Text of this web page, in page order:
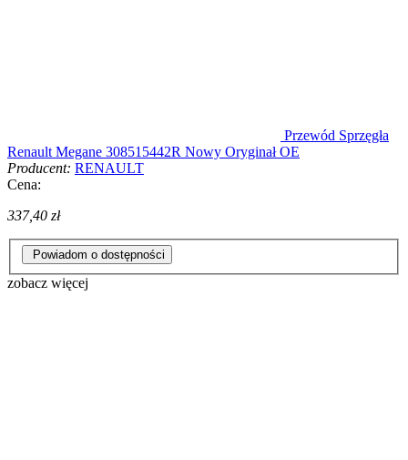
Przewód Sprzęgła
Renault Megane 308515442R Nowy Oryginał OE
Producent: RENAULT
Cena:
337,40 zł
Powiadom o dostępności
zobacz więcej